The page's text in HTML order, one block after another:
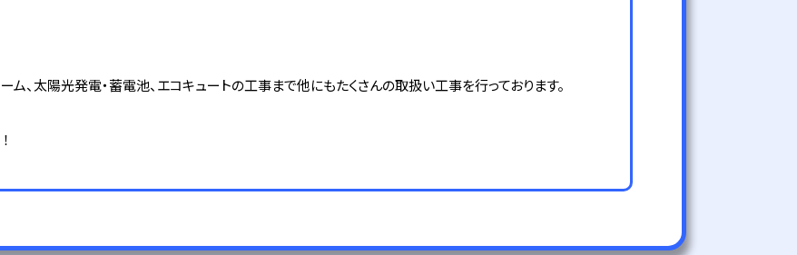
ム、太陽光発電・蓄電池、エコキュートの工事まで他にもたくさんの取扱い工事を行っております。